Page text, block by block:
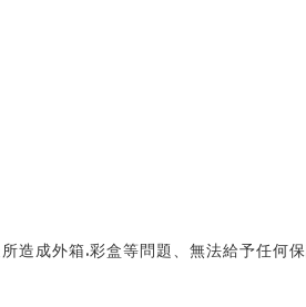
造成外箱.彩盒等問題、無法給予任何保